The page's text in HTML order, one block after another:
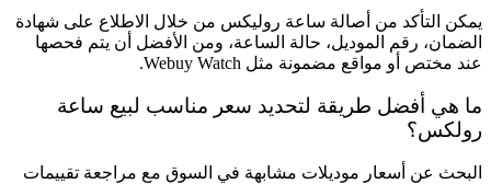
يمكن التأكد من أصالة ساعة روليكس من خلال الاطلاع على شهادة
الضمان، رقم الموديل، حالة الساعة، ومن الأفضل أن يتم فحصها
عند مختص أو مواقع مضمونة مثل Webuy Watch.
ما هي أفضل طريقة لتحديد سعر مناسب لبيع ساعة
رولكس؟
البحث عن أسعار موديلات مشابهة في السوق مع مراجعة تقييمات